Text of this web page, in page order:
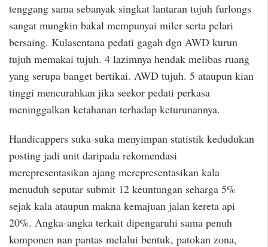
tenggang sama sebanyak singkat lantaran tujuh furlongs
sangat mungkin bakal mempunyai miler serta pelari
bersaing. Kulasentana pedati gagah dgn AWD kurun
tujuh memakai tujuh. 4 lazimnya hendak melibas ruang
yang serupa banget bertikai. AWD tujuh. 5 ataupun kian
tinggi mencurahkan jika seekor pedati perkasa
meninggalkan ketahanan terhadap keturunannya.
Handicappers suka-suka menyimpan statistik kedudukan
posting jadi unit daripada rekomendasi
merepresentasikan ajang merepresentasikan kala
menuduh seputar submit 12 keuntungan seharga 5%
sejak kala ataupun makna kemajuan jalan kereta api
20%. Angka-angka terkait dipengaruhi sama penuh
komponen nan pantas melalui bentuk, patokan zona,